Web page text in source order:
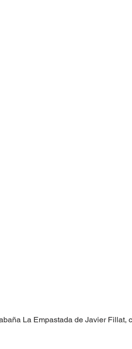
La Empastada de Javier Fillat,